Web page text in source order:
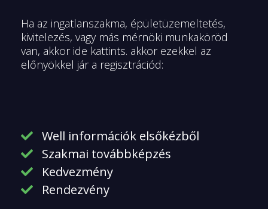
Ha az ingatlanszakma, épületüzemeltetés,
kivitelezés, vagy más mérnöki munkaköröd
van, akkor ide kattints. akkor ezekkel az
előnyökkel jár a regisztrációd:
Well információk elsőkézből
Szakmai továbbképzés
Kedvezmény
Rendezvény